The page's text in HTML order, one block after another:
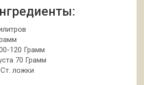
120 Грамм
70 Грамм
ложки